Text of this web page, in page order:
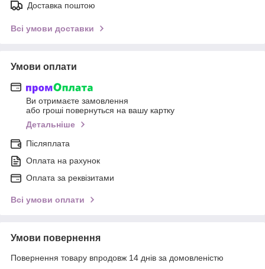
Доставка поштою
Всі умови доставки
Умови оплати
Ви отримаєте замовлення
або гроші повернуться на вашу картку
Детальніше
Післяплата
Оплата на рахунок
Оплата за реквізитами
Всі умови оплати
Умови повернення
Повернення товару впродовж 14 днів за домовленістю